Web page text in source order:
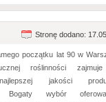
Stronę dodano:
początku lat 90 w
roślinności
jakości
Bogaty wybór